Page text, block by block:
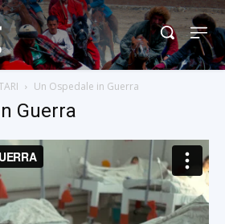
Un Ospedale in Guerra
Guerra